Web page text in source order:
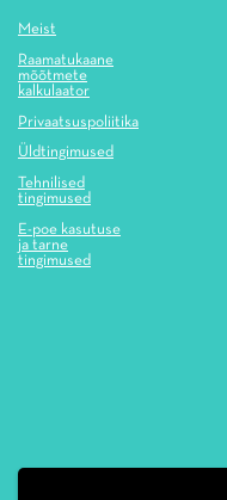
Meist
Raamatukaane
mõõtmete
kalkulaator
Privaatsuspoliitika
Üldtingimused
Tehnilised
tingimused
E-poe kasutuse
ja tarne
tingimused